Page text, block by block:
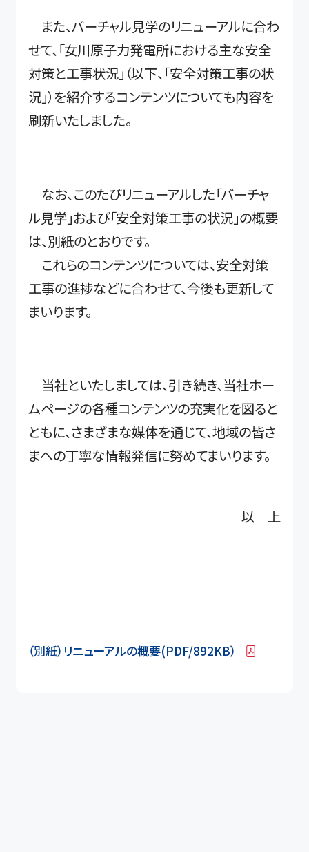
また、バーチャル見学のリニューアルに合わ
せて、「女川原子力発電所における主な安全
対策と工事状況」（以下、「安全対策工事の状
況」）を紹介するコンテンツについても内容を
刷新いたしました。
なお、このたびリニューアルした「バーチャ
ル見学」および「安全対策工事の状況」の概要
は、別紙のとおりです。
これらのコンテンツについては、安全対策
工事の進捗などに合わせて、今後も更新して
まいります。
当社といたしましては、引き続き、当社ホー
ムページの各種コンテンツの充実化を図ると
ともに、さまざまな媒体を通じて、地域の皆さ
まへの丁寧な情報発信に努めてまいります。
以 上
（別紙）リニューアルの概要(PDF/892KB）